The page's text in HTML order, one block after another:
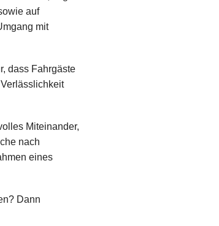
auf
mit
dass Fahrgäste
Miteinander,
nach
eines
Dann